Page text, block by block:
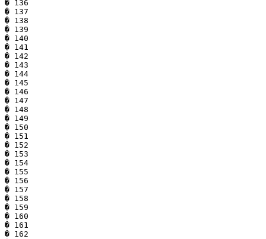
� 136
� 137
� 138
� 139
� 140
� 141
� 142
� 143
� 144
� 145
� 146
� 147
� 148
� 149
� 150
� 151
� 152
� 153
� 154
� 155
� 156
� 157
� 158
� 159
� 160
� 161
� 162